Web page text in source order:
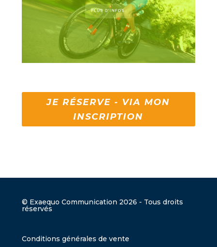
JE RÉSERVE - VIA MON
INSCRIPTION
© Exaequo Communication 2026 - Tous droits
réservés
Conditions générales de vente